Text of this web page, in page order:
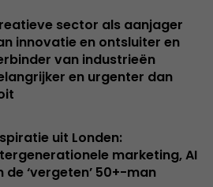
sector als aanjager
innovatie en ontsluiter en
van industrieën
en urgenter dan
uit Londen:
marketing, AI
de ‘vergeten’ 50+-man